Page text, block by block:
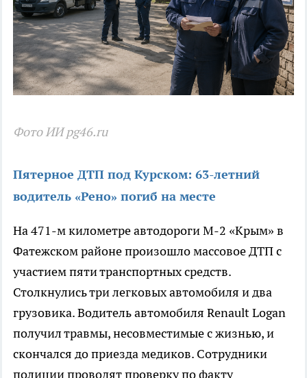
Фото ИИ pg46.ru
Пятерное ДТП под Курском: 63-летний
водитель «Рено» погиб на месте
На 471-м километре автодороги М-2 «Крым» в
Фатежском районе произошло массовое ДТП с
участием пяти транспортных средств.
Столкнулись три легковых автомобиля и два
грузовика. Водитель автомобиля Renault Logan
получил травмы, несовместимые с жизнью, и
скончался до приезда медиков. Сотрудники
полиции проводят проверку по факту